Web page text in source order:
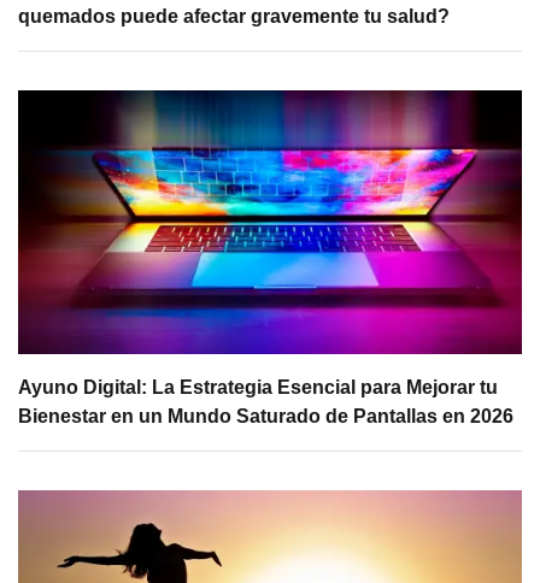
quemados puede afectar gravemente tu salud?
Ayuno Digital: La Estrategia Esencial para Mejorar tu
Bienestar en un Mundo Saturado de Pantallas en 2026